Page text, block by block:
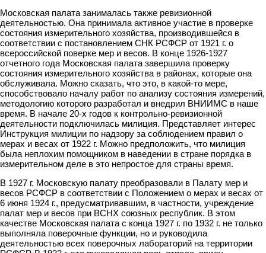
Московская палата занималась также ревизионной
деятельностью. Она принимала активное участие в проверке
состояния измерительного хозяйства, производившейся в
соответствии с постановлением СНК РСФСР от 1921 г. о
всероссийской поверке мер и весов. В конце 1926-1927
отчетного года Московская палата завершила проверку
состояния измерительного хозяйства в районах, которые она
обслуживала. Можно сказать, что это, в какой-то мере,
способствовало началу работ по анализу состояния измерений,
методологию которого разработал и внедрил ВНИИМС в наше
время. В начале 20-х годов к контрольно-ревизионной
деятельности подключилась милиция. Представляет интерес
Инструкция милиции по надзору за соблюдением правил о
мерах и весах от 1922 г. Можно предположить, что милиция
была неплохим помощником в наведении в стране порядка в
измерительном деле в это непростое для страны время.
В 1927 г. Московскую палату преобразовали в Палату мер и
весов РСФСР в соответствии с Положением о мерах и весах от
6 июня 1924 г., предусматривавшим, в частности, учреждение
палат мер и весов при ВСНХ союзных республик. В этом
качестве Московская палата с конца 1927 г. по 1932 г. не только
выполняла поверочные функции, но и руководила
деятельностью всех поверочных лабораторий на территории